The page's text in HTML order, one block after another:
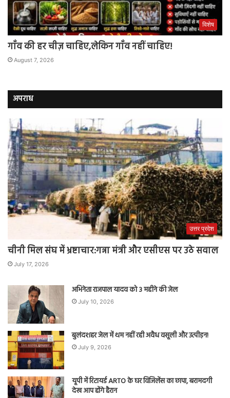
विशेष
गाँव की हर चीज़ चाहिए,लेकिन गाँव नहीं चाहिए!
August 7, 2026
अपराध
उत्तर प्रदेश
चीनी मिल संघ में भ्रष्टाचार:गन्ना मंत्री और एसीएस पर उठे सवाल
July 17, 2026
अभिनेता राजपाल यादव को 3 महीने की जेल
July 10, 2026
बुलंदशहर जेल में थम नहीं रही अवैध वसूली और उत्पीड़न!
July 9, 2026
यूपी में रिटायर्ड ARTO के घर विजिलेंस का छापा, बरामदगी
देख आप होंगे हैरान